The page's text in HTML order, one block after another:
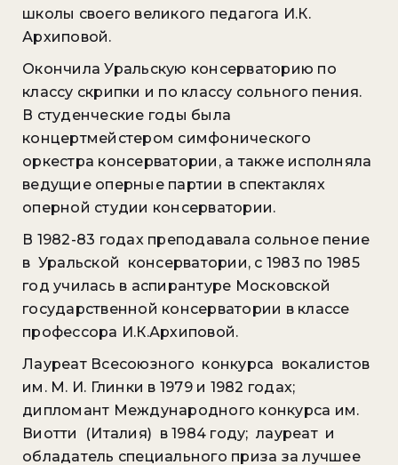
школы своего великого педагога И.К.
Архиповой.
Окончила Уральскую консерваторию по
классу скрипки и по классу сольного пения.
В студенческие годы была
концертмейстером симфонического
оркестра консерватории, а также исполняла
ведущие оперные партии в спектаклях
оперной студии консерватории.
В 1982-83 годах преподавала сольное пение
в Уральской консерватории, с 1983 по 1985
год училась в аспирантуре Московской
государственной консерватории в классе
профессора И.К.Архиповой.
Лауреат Всесоюзного конкурса вокалистов
им. М. И. Глинки в 1979 и 1982 годах;
дипломант Международного конкурса им.
Виотти (Италия) в 1984 году; лауреат и
обладатель специального приза за лучшее